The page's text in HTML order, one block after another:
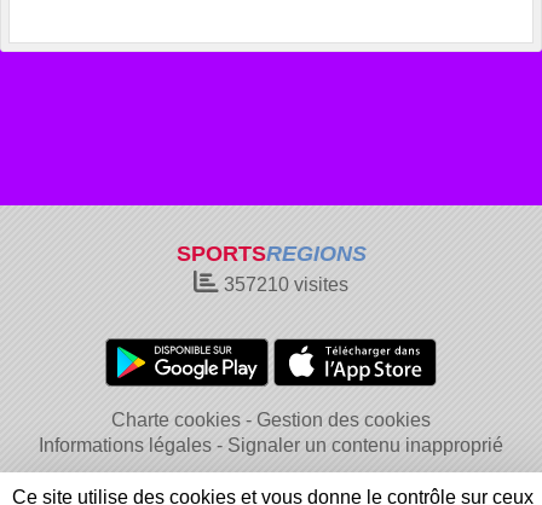
SPORTSREGIONS
357210 visites
Charte cookies
Gestion des cookies
Informations légales
Signaler un contenu inapproprié
Ce site utilise des cookies et vous donne le contrôle sur ceux